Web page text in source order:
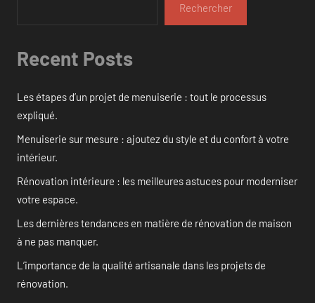
Rechercher
Recent Posts
Les étapes d’un projet de menuiserie : tout le processus
expliqué.
Menuiserie sur mesure : ajoutez du style et du confort à votre
intérieur.
Rénovation intérieure : les meilleures astuces pour moderniser
votre espace.
Les dernières tendances en matière de rénovation de maison
à ne pas manquer.
L’importance de la qualité artisanale dans les projets de
rénovation.